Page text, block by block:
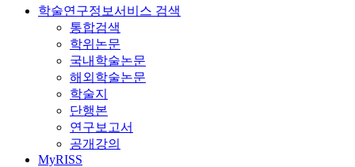
학술연구정보서비스 검색
통합검색
학위논문
국내학술논문
해외학술논문
학술지
단행본
연구보고서
공개강의
MyRISS